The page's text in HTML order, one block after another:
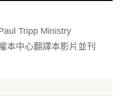
Tripp Ministry
本中心翻譯本影片並刊